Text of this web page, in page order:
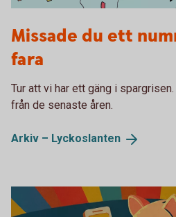
Missade du ett
fara
Tur att vi har ett gäng i
från de senaste åren.
Arkiv – Lyckoslanten